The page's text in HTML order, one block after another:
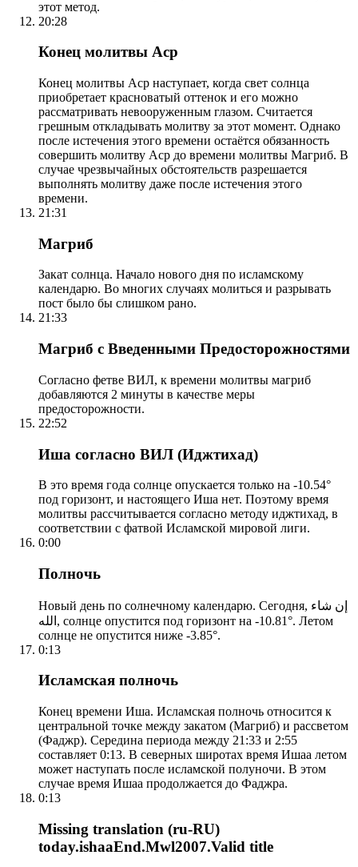
этот метод.
20:28
Конец молитвы Аср
Конец молитвы Аср наступает, когда свет солнца
приобретает красноватый оттенок и его можно
рассматривать невооруженным глазом. Считается
грешным откладывать молитву за этот момент. Однако
после истечения этого времени остаётся обязанность
совершить молитву Аср до времени молитвы Магриб. В
случае чрезвычайных обстоятельств разрешается
выполнять молитву даже после истечения этого
времени.
21:31
Магриб
Закат солнца. Начало нового дня по исламскому
календарю. Во многих случаях молиться и разрывать
пост было бы слишком рано.
21:33
Магриб с Введенными Предосторожностями
Согласно фетве ВИЛ, к времени молитвы магриб
добавляются 2 минуты в качестве меры
предосторожности.
22:52
Иша согласно ВИЛ (Иджтихад)
В это время года солнце опускается только на -10.54°
под горизонт, и настоящего Иша нет. Поэтому время
молитвы рассчитывается согласно методу иджтихад, в
соответствии с фатвой Исламской мировой лиги.
0:00
Полночь
Новый день по солнечному календарю. Сегодня, إن شاء
الله, солнце опустится под горизонт на -10.81°. Летом
солнце не опустится ниже -3.85°.
0:13
Исламская полночь
Конец времени Иша. Исламская полночь относится к
центральной точке между закатом (Магриб) и рассветом
(Фаджр). Середина периода между 21:33 и 2:55
составляет 0:13. В северных широтах время Ишаа летом
может наступать после исламской полуночи. В этом
случае время Ишаа продолжается до Фаджра.
0:13
Missing translation (ru-RU)
today.ishaaEnd.Mwl2007.Valid title